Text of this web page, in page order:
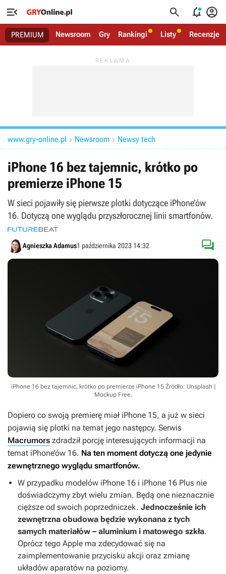
   
PREMIUM Newsroom Gry Rankingi Listy Recenzje
www.gry-online.pl  Newsroom  Newsy tech
iPhone 16 bez tajemnic, krótko po
premierze iPhone 15
W sieci pojawiły się pierwsze plotki dotyczące iPhone’ów
16. Dotyczą one wyglądu przyszłorocznej linii smartfonów.
Agnieszka Adamus1 października 2023 14:32 
iPhone 16 bez tajemnic, krótko po premierze iPhone 15 Źródło: Unsplash |
Mockup Free.
Dopiero co swoją premierę miał iPhone 15, a już w sieci
pojawią się plotki na temat jego następcy. Serwis
Macrumors zdradził porcję interesujących informacji na
temat iPhone’ów 16. Na ten moment dotyczą one jedynie
zewnętrznego wyglądu smartfonów.
W przypadku modelów iPhone 16 i iPhone 16 Plus nie
doświadczymy zbyt wielu zmian. Będą one nieznacznie
cięższe od swoich poprzedniczek. Jednocześnie ich
zewnętrzna obudowa będzie wykonana z tych
samych materiałów – aluminium i matowego szkła.
Oprócz tego Apple ma zdecydować się na
zaimplementowanie przycisku akcji oraz zmianę
układów aparatów na poziomy.